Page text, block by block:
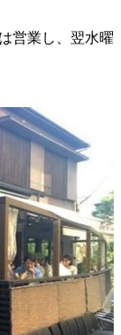
営業し、翌水曜